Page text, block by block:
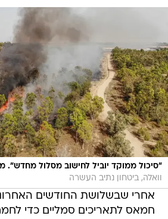
"סיכול ממוקד יוביל לחישוב מסלול מחדש".
וואלה, ביטחון נתיב העשרה
אחרי שבשלושת החודשים
חמאס לתאריכים סמליים כדי